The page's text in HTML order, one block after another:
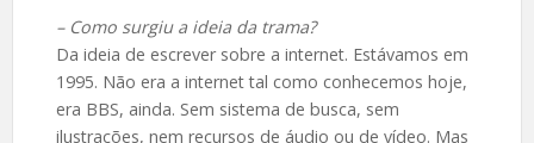
– Como surgiu a ideia da trama?
Da ideia de escrever sobre a internet. Estávamos em
1995. Não era a internet tal como conhecemos hoje,
era BBS, ainda. Sem sistema de busca, sem
ilustrações, nem recursos de áudio ou de vídeo. Mas